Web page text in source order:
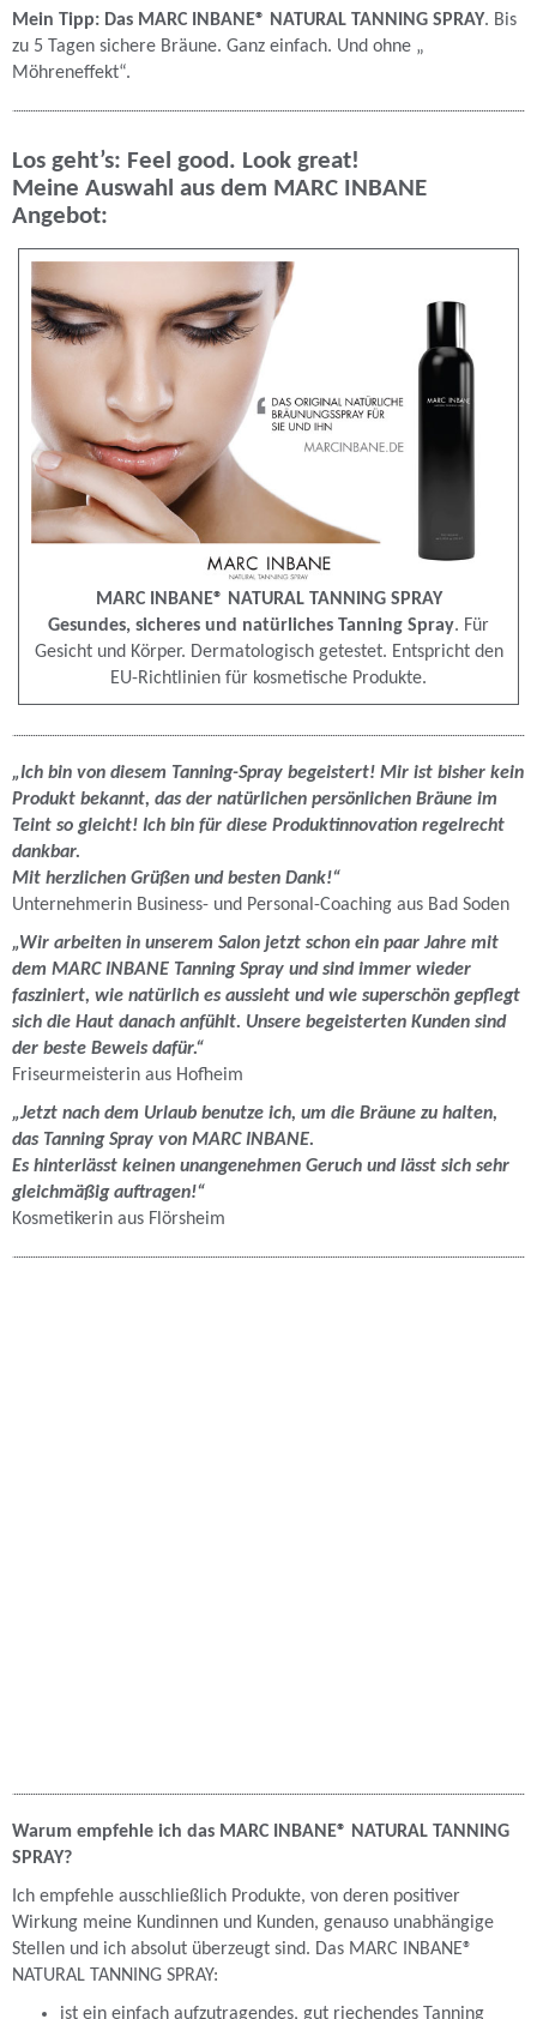
Mein Tipp: Das MARC INBANE® NATURAL TANNING SPRAY. Bis
zu 5 Tagen sichere Bräune. Ganz einfach. Und ohne „
Möhreneffekt“.
Los geht’s: Feel good. Look great!
Meine Auswahl aus dem MARC INBANE
Angebot:
MARC INBANE® NATURAL TANNING SPRAY
Gesundes, sicheres und natürliches Tanning Spray. Für
Gesicht und Körper. Dermatologisch getestet. Entspricht den
EU-Richtlinien für kosmetische Produkte.
„Ich bin von diesem Tanning-Spray begeistert! Mir ist bisher kein
Produkt bekannt, das der natürlichen persönlichen Bräune im
Teint so gleicht! Ich bin für diese Produktinnovation regelrecht
dankbar.
Mit herzlichen Grüßen und besten Dank!“
Unternehmerin Business- und Personal-Coaching aus Bad Soden
„Wir arbeiten in unserem Salon jetzt schon ein paar Jahre mit
dem MARC INBANE Tanning Spray und sind immer wieder
fasziniert, wie natürlich es aussieht und wie superschön gepflegt
sich die Haut danach anfühlt. Unsere begeisterten Kunden sind
der beste Beweis dafür.“
Friseurmeisterin aus Hofheim
„Jetzt nach dem Urlaub benutze ich, um die Bräune zu halten,
das Tanning Spray von MARC INBANE.
Es hinterlässt keinen unangenehmen Geruch und lässt sich sehr
gleichmäßig auftragen!“
Kosmetikerin aus Flörsheim
Warum empfehle ich das MARC INBANE® NATURAL TANNING
SPRAY?
Ich empfehle ausschließlich Produkte, von deren positiver
Wirkung meine Kundinnen und Kunden, genauso unabhängige
Stellen und ich absolut überzeugt sind. Das MARC INBANE®
NATURAL TANNING SPRAY:
ist ein einfach aufzutragendes, gut riechendes Tanning